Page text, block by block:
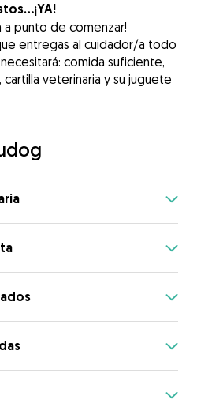
a punto de comenzar!
entregas al cuidador/a todo
comida suficiente,
cartilla veterinaria y su juguete